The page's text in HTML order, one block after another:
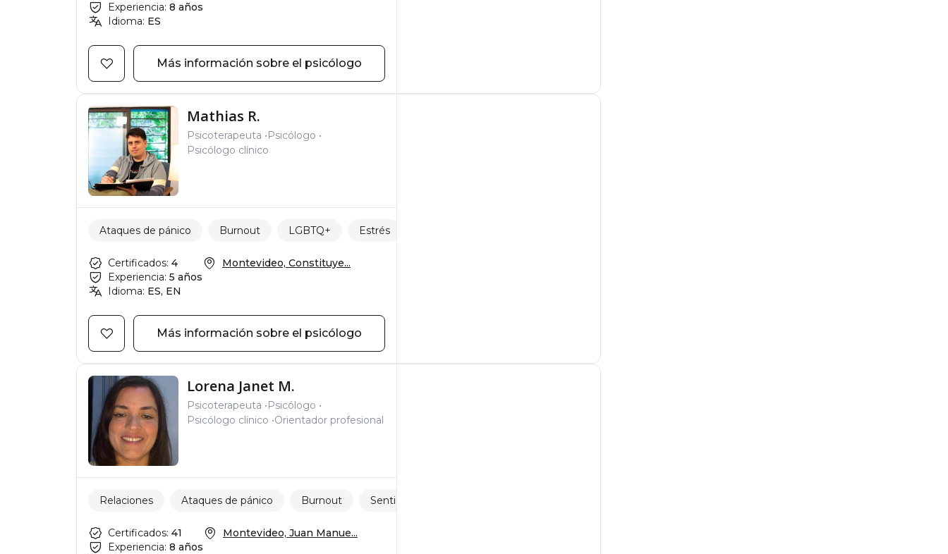
Experiencia: 8 años
Idioma: ES
Más información sobre el psicólogo
Mathias R.
Psicoterapeuta
Psicólogo
Psicólogo clínico
Ataques de pánico Burnout LGBTQ+ Estrés
Certificados: 4
Experiencia: 5 años
Idioma: ES, EN
Montevideo, Constituye...
Más información sobre el psicólogo
Lorena Janet M.
Psicoterapeuta
Psicólogo
Psicólogo clínico Orientador profesional
Relaciones Ataques de pánico Burnout Sentido de la vida
Certificados: 41
Experiencia: 8 años
Montevideo, Juan Manue...